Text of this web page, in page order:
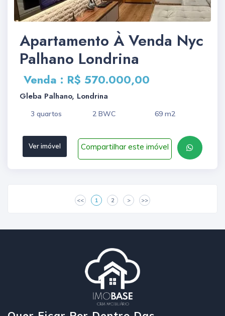
Apartamento À Venda Nyc
Palhano Londrina
Venda : R$ 570.000,00
Gleba Palhano, Londrina
3 quartos 2 BWC 69 m2
Ver imóvel Compartilhar este imóvel
<< 1 2 > >>